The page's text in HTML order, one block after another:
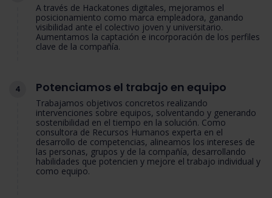
A través de Hackatones digitales, mejoramos el
posicionamiento como marca empleadora, ganando
visibilidad ante el colectivo joven y universitario.
Aumentamos la captación e incorporación de los perfiles
clave de la compañía.
4 Potenciamos el trabajo en equipo
Trabajamos objetivos concretos realizando
intervenciones sobre equipos, solventando y generando
sostenibilidad en el tiempo en la solución. Como
consultora de Recursos Humanos experta en el
desarrollo de competencias, alineamos los intereses de
las personas, grupos y de la compañía, desarrollando
habilidades que potencien y mejore el trabajo individual y
como equipo.